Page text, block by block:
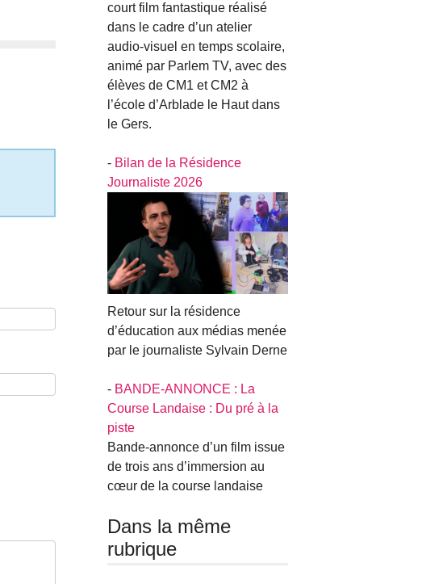
court film fantastique réalisé
dans le cadre d’un atelier
audio-visuel en temps scolaire,
animé par Parlem TV, avec des
élèves de CM1 et CM2 à
l’école d’Arblade le Haut dans
le Gers.
- Bilan de la Résidence
Journaliste 2026
Retour sur la résidence
d’éducation aux médias menée
par le journaliste Sylvain Derne
- BANDE-ANNONCE : La
Course Landaise : Du pré à la
piste
Bande-annonce d’un film issue
de trois ans d’immersion au
cœur de la course landaise
Dans la même
rubrique